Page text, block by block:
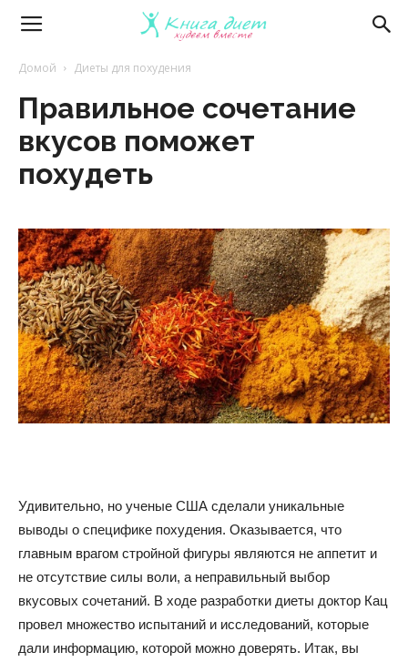
Книга
эффективные
диеты
похудения
Домой Диеты для похудения
Правильное сочетание
вкусов поможет
похудеть
Удивительно, но ученые США сделали уникальные
выводы о специфике похудения. Оказывается, что
главным врагом стройной фигуры являются не аппетит и
не отсутствие силы воли, а неправильный выбор
вкусовых сочетаний. В ходе разработки диеты доктор Кац
провел множество испытаний и исследований, которые
дали информацию, которой можно доверять. Итак, вы